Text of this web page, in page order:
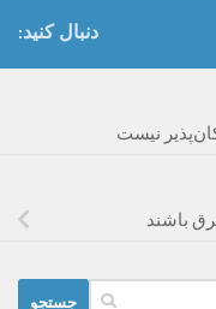
دنبال کنید:
نیست
باشند